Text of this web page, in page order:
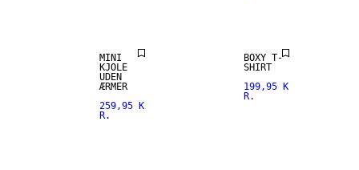
MINI
KJOLE
UDEN
ÆRMER
259,95 K
R.
BOXY T-
SHIRT
199,95 K
R.